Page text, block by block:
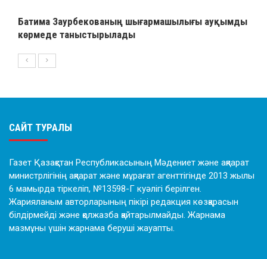
Батима Заурбекованың шығармашылығы ауқымды
көрмеде таныстырылады
САЙТ ТУРАЛЫ
Газет Қазақстан Республикасының Мәдениет және ақпарат
министрлігінің ақпарат және мұрағат агенттігінде 2013 жылы
6 мамырда тіркеліп, №13598-Г куәлігі берілген.
Жарияланым авторларының пікірі редакция көзқарасын
білдірмейді және қолжазба қайтарылмайды. Жарнама
мазмұны үшін жарнама беруші жауапты.